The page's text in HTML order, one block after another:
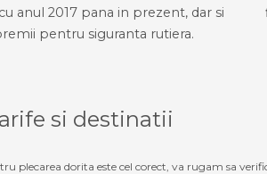
anul 2017 pana in prezent, dar si
pentru siguranta rutiera.
si destinatii
dorita este cel corect, va rugam sa